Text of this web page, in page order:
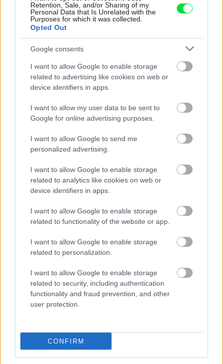
Retention, Sale, and/or Sharing of my
Personal Data that Is Unrelated with the
Purposes for which it was collected.
Opted Out
Google consents
I want to allow Google to enable storage
related to advertising like cookies on web or
device identifiers in apps.
I want to allow my user data to be sent to
Google for online advertising purposes.
I want to allow Google to send me
personalized advertising.
I want to allow Google to enable storage
related to analytics like cookies on web or
device identifiers in apps.
I want to allow Google to enable storage
related to functionality of the website or app.
I want to allow Google to enable storage
related to personalization.
I want to allow Google to enable storage
related to security, including authentication
functionality and fraud prevention, and other
user protection.
CONFIRM
4 domáce triky, ako otvoriť fľašu vína aj
bez vývrtky. Stačí pár vecí, ktoré už máte
doma (video)
Ktorý hriankovač zvíťazil v najnovšom
redakčnom teste?
Diskusia